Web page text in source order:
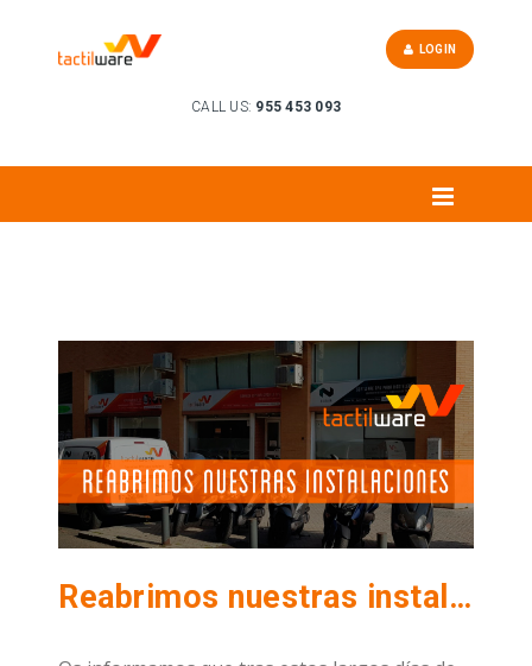
CALL US: 955 453 093
LOGIN
Reabrimos nuestras instalaciones en Sevilla.